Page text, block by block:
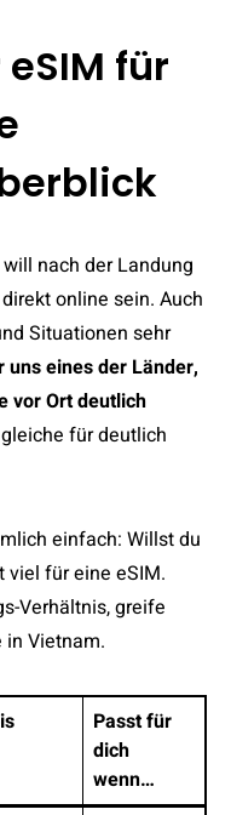
für
nach der Landung
online sein. Auch
Situationen sehr
eines der Länder,
vor Ort deutlich
für deutlich
einfach: Willst du
viel für eine eSIM.
Verhältnis, greife
in Vietnam.
Passt für
dich
wenn…